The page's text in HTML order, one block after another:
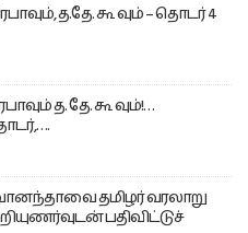
த.தே. கூ வும் – தொடர் 4
த. தே. கூ வும்!…
தமிழர் வரலாறு
பதிவிட்டுச்